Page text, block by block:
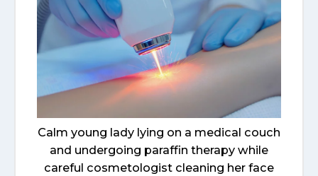
Calm young lady lying on a medical couch
and undergoing paraffin therapy while
careful cosmetologist cleaning her face